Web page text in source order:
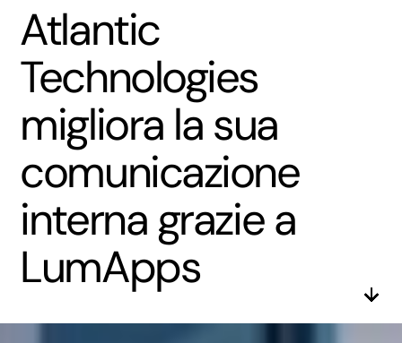
Atlantic
Technologies
migliora la sua
comunicazione
interna grazie a
LumApps